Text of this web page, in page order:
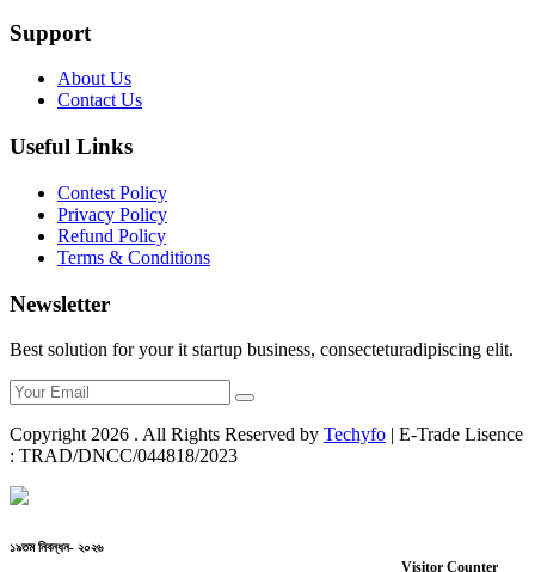
Support
About Us
Contact Us
Useful Links
Contest Policy
Privacy Policy
Refund Policy
Terms & Conditions
Newsletter
Best solution for your it startup business, consecteturadipiscing elit.
Copyright 2026 . All Rights Reserved by Techyfo | E-Trade Lisence
: TRAD/DNCC/044818/2023
Visitor Counter
১৯তম নিবন্ধন- ২০২৬